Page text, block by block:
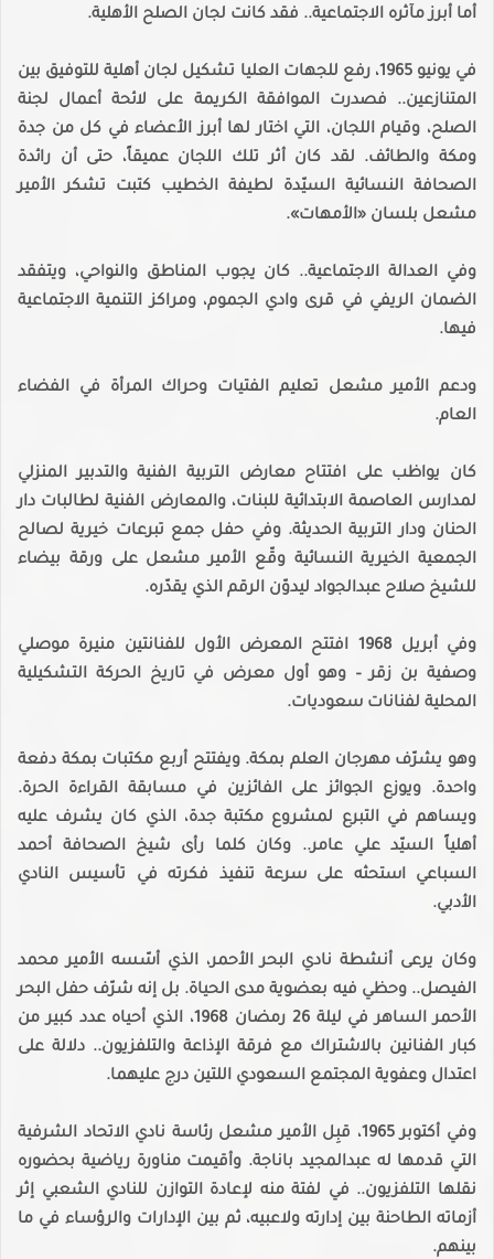
أما أبرز مآثره الاجتماعية.. فقد كانت لجان الصلح الأهلية.
في يونيو 1965، رفع للجهات العليا تشكيل لجان أهلية للتوفيق بين
المتنازعين.. فصدرت الموافقة الكريمة على لائحة أعمال لجنة
الصلح، وقيام اللجان، التي اختار لها أبرز الأعضاء في كل من جدة
ومكة والطائف. لقد كان أثر تلك اللجان عميقاً، حتى أن رائدة
الصحافة النسائية السيّدة لطيفة الخطيب كتبت تشكر الأمير
مشعل بلسان «الأمهات».
وفي العدالة الاجتماعية.. كان يجوب المناطق والنواحي، ويتفقد
الضمان الريفي في قرى وادي الجموم، ومراكز التنمية الاجتماعية
فيها.
ودعم الأمير مشعل تعليم الفتيات وحراك المرأة في الفضاء
العام.
كان يواظب على افتتاح معارض التربية الفنية والتدبير المنزلي
لمدارس العاصمة الابتدائية للبنات، والمعارض الفنية لطالبات دار
الحنان ودار التربية الحديثة. وفي حفل جمع تبرعات خيرية لصالح
الجمعية الخيرية النسائية وقّع الأمير مشعل على ورقة بيضاء
للشيخ صلاح عبدالجواد ليدوّن الرقم الذي يقدّره.
وفي أبريل 1968 افتتح المعرض الأول للفنانتين منيرة موصلي
وصفية بن زقر – وهو أول معرض في تاريخ الحركة التشكيلية
المحلية لفنانات سعوديات.
وهو يشرّف مهرجان العلم بمكة. ويفتتح أربع مكتبات بمكة دفعة
واحدة. ويوزع الجوائز على الفائزين في مسابقة القراءة الحرة.
ويساهم في التبرع لمشروع مكتبة جدة، الذي كان يشرف عليه
أهلياً السيّد علي عامر.. وكان كلما رأى شيخ الصحافة أحمد
السباعي استحثه على سرعة تنفيذ فكرته في تأسيس النادي
الأدبي.
وكان يرعى أنشطة نادي البحر الأحمر، الذي أسّسه الأمير محمد
الفيصل.. وحظي فيه بعضوية مدى الحياة. بل إنه شرّف حفل البحر
الأحمر الساهر في ليلة 26 رمضان 1968، الذي أحياه عدد كبير من
كبار الفنانين بالاشتراك مع فرقة الإذاعة والتلفزيون.. دلالة على
اعتدال وعفوية المجتمع السعودي اللتين درج عليهما.
وفي أكتوبر 1965، قبِل الأمير مشعل رئاسة نادي الاتحاد الشرفية
التي قدمها له عبدالمجيد باناجة. وأقيمت مناورة رياضية بحضوره
نقلها التلفزيون.. في لفتة منه لإعادة التوازن للنادي الشعبي إثر
أزماته الطاحنة بين إدارته ولاعبيه، ثم بين الإدارات والرؤساء في ما
بينهم.